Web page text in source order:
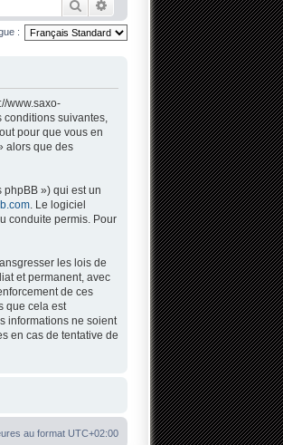
RechercherRecherche avancée
:
www.saxo-
suivantes,
pour que vous en
alors que des
») qui est un
. Le logiciel
conduite permis. Pour
les lois de
et permanent, avec
de ces
que cela est
informations ne soient
en cas de tentative de
au format UTC+02:00